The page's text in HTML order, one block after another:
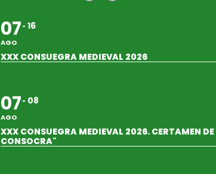
07
AGO
16
XXX CONSUEGRA MEDIEVAL 2026
07
AGO
08
XXX CONSUEGRA MEDIEVAL 2026. CERTAMEN
CONSOCRA"